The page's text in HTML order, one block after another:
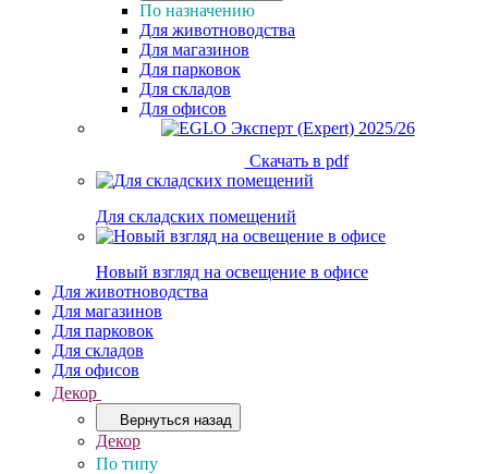
По назначению
Для животноводства
Для магазинов
Для парковок
Для складов
Для офисов
Скачать в pdf
Для складских помещений
Новый взгляд на освещение в офисе
Для животноводства
Для магазинов
Для парковок
Для складов
Для офисов
Декор
Вернуться назад
Декор
По типу